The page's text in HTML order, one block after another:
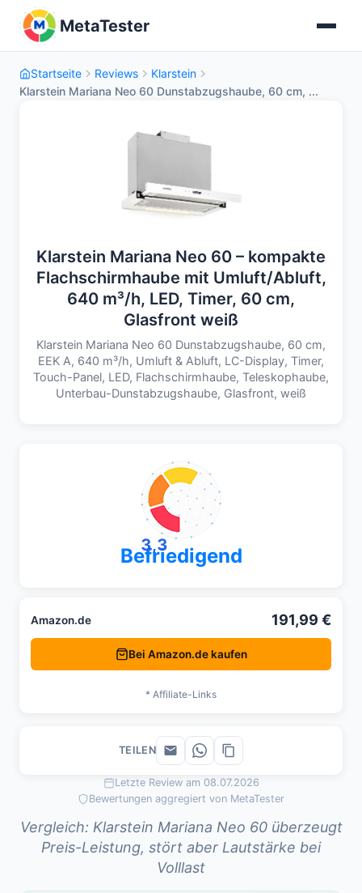
MetaTester
Startseite Reviews
Klarstein
Klarstein Mariana Neo 60 Dunstabzugshaube, 60 cm, ...
Klarstein Mariana Neo 60 – kompakte
Flachschirmhaube mit Umluft/Abluft,
640 m³/h, LED, Timer, 60 cm,
Glasfront weiß
Klarstein Mariana Neo 60 Dunstabzugshaube, 60 cm,
EEK A, 640 m³/h, Umluft & Abluft, LC-Display, Timer,
Touch-Panel, LED, Flachschirmhaube, Teleskophaube,
Unterbau-Dunstabzugshaube, Glasfront, weiß
Letzte Review am 08.07.2026
Bewertungen aggregiert von MetaTester
Vergleich: Klarstein Mariana Neo 60 überzeugt
Preis-Leistung, stört aber Lautstärke bei
Volllast
3,3
Befriedigend
Amazon.de 191,99 €
Bei Amazon.de kaufen
* Affiliate-Links
TEILEN